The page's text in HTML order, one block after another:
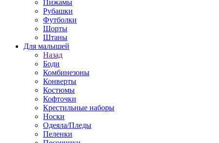
Пижамы
Рубашки
Футболки
Шорты
Штаны
Для малышей
Назад
Боди
Комбинезоны
Конверты
Костюмы
Кофточки
Крестильные наборы
Носки
Одеяла/Пледы
Пеленки